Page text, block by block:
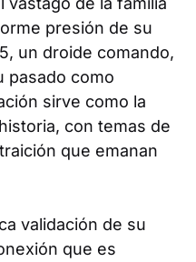
presión de su
un droide comando,
pasado como
sirve como la
con temas de
que emanan
validación de su
que es